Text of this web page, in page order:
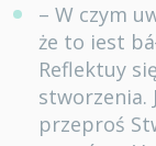
– W czym
że to iest
Reflektuy
stworzenia.
przeproś